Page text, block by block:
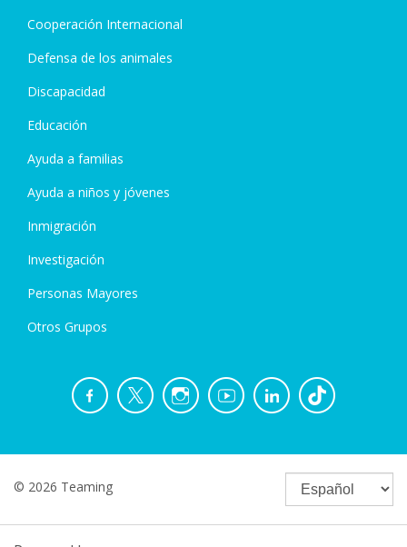
Cooperación Internacional
Defensa de los animales
Discapacidad
Educación
Ayuda a familias
Ayuda a niños y jóvenes
Inmigración
Investigación
Personas Mayores
Otros Grupos
© 2026 Teaming